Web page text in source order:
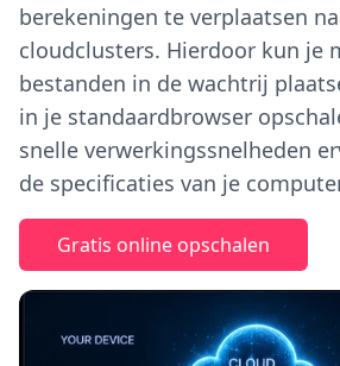
berekeningen te verplaatsen
cloudclusters. Hierdoor kun je
bestanden in de wachtrij
in je standaardbrowser
snelle verwerkingssnelheden
de specificaties van je
Gratis online opschalen